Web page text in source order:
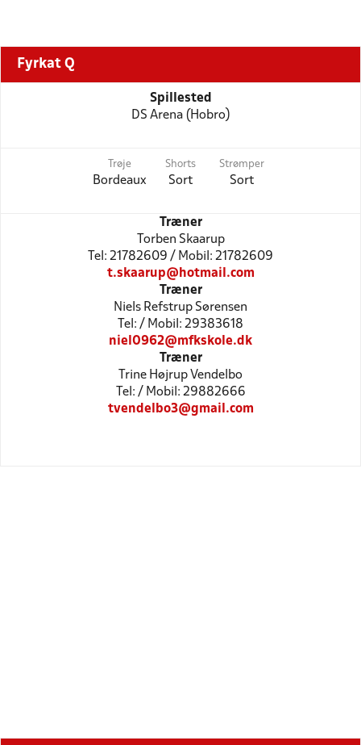
Fyrkat Q
Spillested
DS Arena (Hobro)
Trøje
Bordeaux
Shorts
Sort
Strømper
Sort
Træner
Torben Skaarup
Tel: 21782609 / Mobil: 21782609
t.skaarup@hotmail.com
Træner
Niels Refstrup Sørensen
Tel: / Mobil: 29383618
niel0962@mfkskole.dk
Træner
Trine Højrup Vendelbo
Tel: / Mobil: 29882666
tvendelbo3@gmail.com